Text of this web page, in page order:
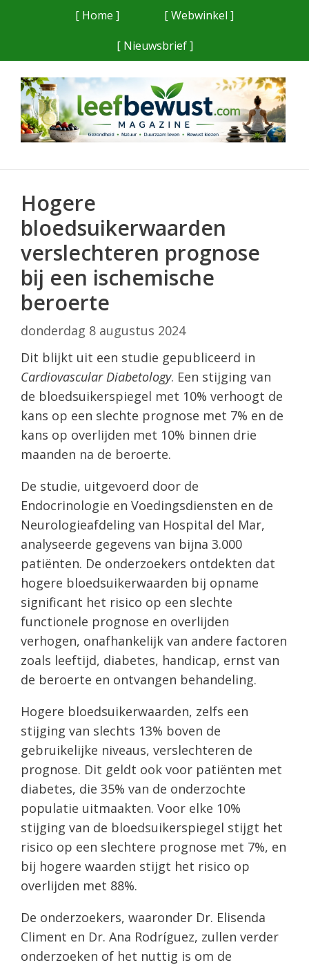
[ Home ]
[ Webwinkel ]
[ Nieuwsbrief ]
Hogere
bloedsuikerwaarden
verslechteren prognose
bij een ischemische
beroerte
donderdag 8 augustus 2024
Dit blijkt uit een studie gepubliceerd in
Cardiovascular Diabetology. Een stijging van
de bloedsuikerspiegel met 10% verhoogt de
kans op een slechte prognose met 7% en de
kans op overlijden met 10% binnen drie
maanden na de beroerte.
De studie, uitgevoerd door de
Endocrinologie en Voedingsdiensten en de
Neurologieafdeling van Hospital del Mar,
analyseerde gegevens van bijna 3.000
patiënten. De onderzoekers ontdekten dat
hogere bloedsuikerwaarden bij opname
significant het risico op een slechte
functionele prognose en overlijden
verhogen, onafhankelijk van andere factoren
zoals leeftijd, diabetes, handicap, ernst van
de beroerte en ontvangen behandeling.
Hogere bloedsuikerwaarden, zelfs een
stijging van slechts 13% boven de
gebruikelijke niveaus, verslechteren de
prognose. Dit geldt ook voor patiënten met
diabetes, die 35% van de onderzochte
populatie uitmaakten. Voor elke 10%
stijging van de bloedsuikerspiegel stijgt het
risico op een slechtere prognose met 7%, en
bij hogere waarden stijgt het risico op
overlijden met 88%.
De onderzoekers, waaronder Dr. Elisenda
Climent en Dr. Ana Rodríguez, zullen verder
onderzoeken of het nuttig is om de